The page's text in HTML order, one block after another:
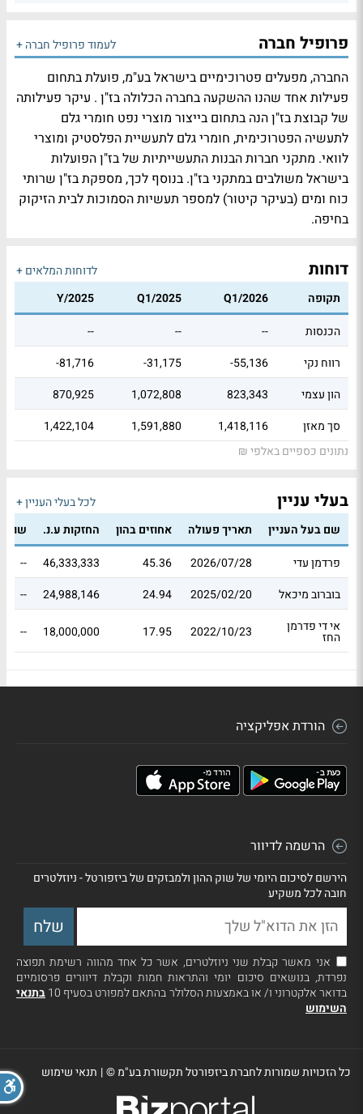
פרופיל חברה לעמוד פרופיל חברה +
החברה, מפעלים פטרוכימיים בישראל בע"מ, פועלת בתחום
פעילות אחד שהנו ההשקעה בחברה הכלולה בז"ן . עיקר פעילותה
של קבוצת בז"ן הנה בתחום בייצור מוצרי נפט חומרי גלם
לתעשיה הפטרוכימית, חומרי גלם לתעשיית הפלסטיק ומוצרי
לוואי. מתקני חברות הבנות התעשייתיות של בז"ן הפועלות
בישראל משולבים במתקני בז"ן. בנוסף לכך, מספקת בז"ן שרותי
כוח ומים (בעיקר קיטור) למספר תעשיות הסמוכות לבית הזיקוק
בחיפה.
דוחות
לדוחות המלאים +
תקופה
Q1/2026
Q1/2025
Y/2025
הכנסות
--
--
--
רווח נקי
-55,136
-31,175
-81,716
הון עצמי
823,343
1,072,808
870,925
סך מאזן
1,418,116
1,591,880
1,422,104
נתונים כספיים באלפי ₪
בעלי עניין
לכל בעלי העניין +
שם בעל העניין
תאריך פעולה אחוזים בהון החזקות ע.נ.
פרדמן עדי
2026/07/28
45.36
46,333,333
--
בוברוב מיכאל
2025/02/20
24.94
24,988,146
--
אי די פדרמן
החז 2022/10/23
17.95
18,000,000
--
הורדת אפליקציה
הרשמה לדיוור
הירשם לסיכום היומי של שוק ההון ולמבזקים של ביזפורטל - ניוזלטרים
חובה לכל משקיע
אני מאשר קבלת שני ניוזלטרים, אשר כל אחד מהווה רשימת תפוצה
נפרדת, בנושאים סיכום יומי והתראות חמות וקבלת דיוורים פרסומיים
בדואר אלקטרוני ו/ או באמצעות הסלולר בהתאם למפורט בסעיף 10
בתנאי
השימוש
כל הזכויות שמורות לחברת ביזפורטל תקשורת בע"מ ©| תנאי שימוש